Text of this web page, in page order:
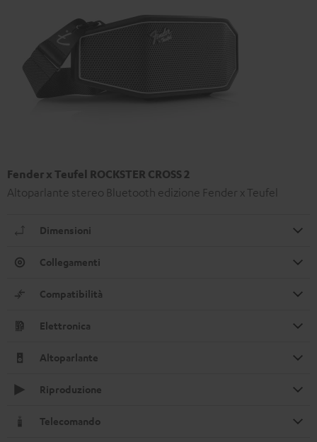
Fender x Teufel ROCKSTER CROSS 2
Altoparlante stereo Bluetooth edizione Fender x Teufel
Dimensioni
Collegamenti
Compatibilità
Elettronica
Altoparlante
Riproduzione
Telecomando